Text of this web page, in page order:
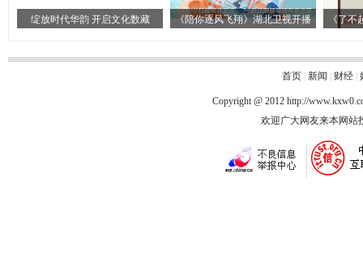
绽放时代华韵 开启文化数藏 《陪你逐风飞翔》湖北卫视开播 《了
首页| 新闻 财经|
Copyright @ 2012 http://
欢迎广大网友来本网站